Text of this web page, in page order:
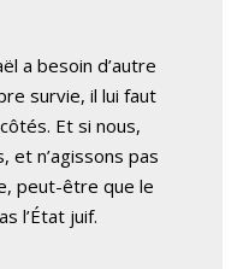
a besoin d’autre
survie, il lui faut
Et si nous,
et n’agissons pas
peut-être que le
l’État juif.